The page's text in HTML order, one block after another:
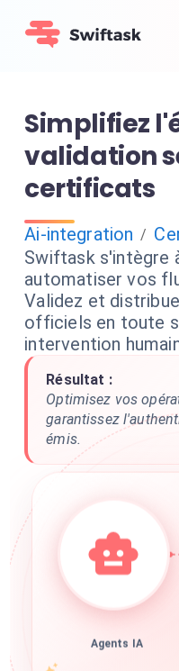
Simplifiez
validation
certificats
Ai-integration /
Swiftask s'intègre
automatiser vos
Validez et
officiels en toute
intervention
Résultat :
Optimisez vos
garantissez
émis.
Agents IA